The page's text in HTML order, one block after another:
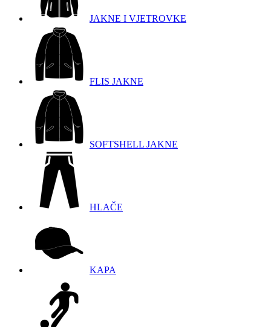
JAKNE I VJETROVKE
FLIS JAKNE
SOFTSHELL JAKNE
HLAČE
KAPA